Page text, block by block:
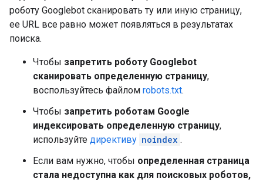
роботу Googlebot сканировать ту или иную страницу,
ее URL все равно может появляться в результатах
поиска.
Чтобы запретить роботу Googlebot
сканировать определенную страницу,
воспользуйтесь файлом robots.txt.
Чтобы запретить роботам Google
индексировать определенную страницу,
используйте директиву noindex .
Если вам нужно, чтобы определенная страница
стала недоступна как для поисковых роботов,